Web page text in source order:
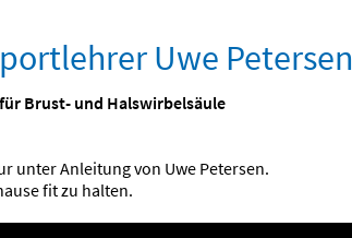
Uwe Petersen
Brust- und Halswirbelsäule
unter Anleitung von Uwe Petersen.
fit zu halten.